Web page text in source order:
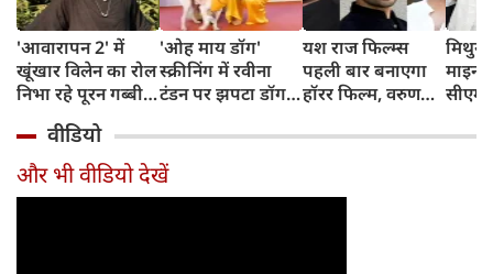
'आवारापन 2' में
खूंखार विलेन का रोल
निभा रहे पूरन गब्बी
संग है खास रिश्ता
'ओह माय डॉग'
स्क्रीनिंग में रवीना
टंडन पर झपटा डॉग,
ने ऐसे दिखाई
दरियादिली
यश राज फिल्म्स
पहली बार बनाएगा
हॉरर फिल्म, वरुण
रोल
मिथुन
सीएम
पहुंचे
वीडियो
और भी वीडियो देखें